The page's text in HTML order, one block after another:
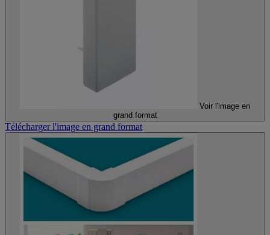
Voir l'image en
grand format
Télécharger l'image en grand format